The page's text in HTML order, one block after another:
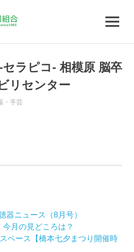
MENU
ラピコ- 相模原 脳卒
リセンター
・手芸
器ニュース（8月号）
月の見どころは？
ペース【橋本七夕まつり開催時